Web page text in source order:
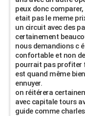
peux donc
etait pas le meme
un circuit avec des
certainement
nous demandions c
confortable et non
pourrait pas profiter
est quand même
ennuyer.
on réitérera
avec capitale tours
guide comme